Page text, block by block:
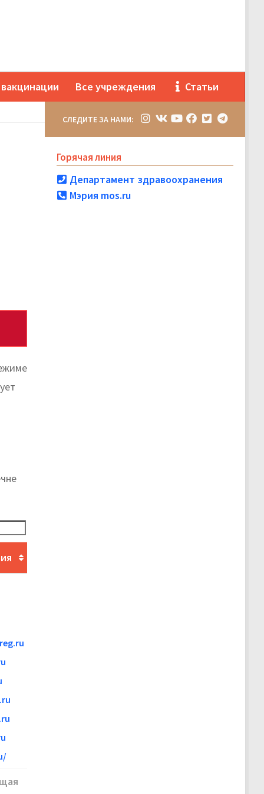
Все учреждения Статьи
СЛЕДИТЕ ЗА НАМИ:
Горячая линия
Департамент здравоохранения
Мэрия mos.ru